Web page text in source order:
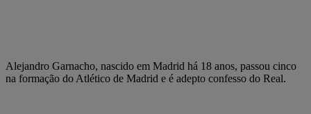
Alejandro Garnacho, nascido em Madrid há 18 anos, passou cinco
na formação do Atlético de Madrid e é adepto confesso do Real.